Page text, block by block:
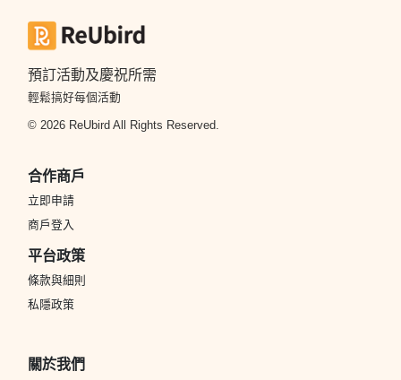
預訂活動及慶祝所需
輕鬆搞好每個活動
© 2026 ReUbird All Rights Reserved.
合作商戶
立即申請
商戶登入
平台政策
條款與細則
私隱政策
關於我們